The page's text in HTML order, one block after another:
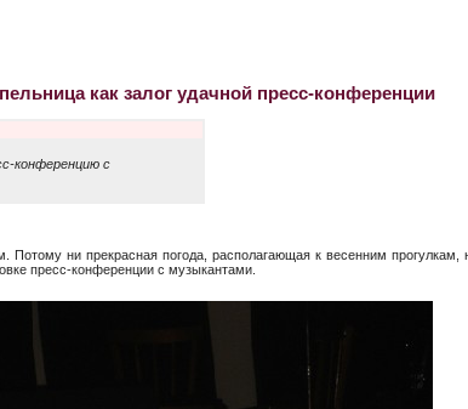
как залог удачной пресс-конференции
конференцию с
Потому ни прекрасная погода, располагающая к весенним
пресс-конференции с музыкантами.